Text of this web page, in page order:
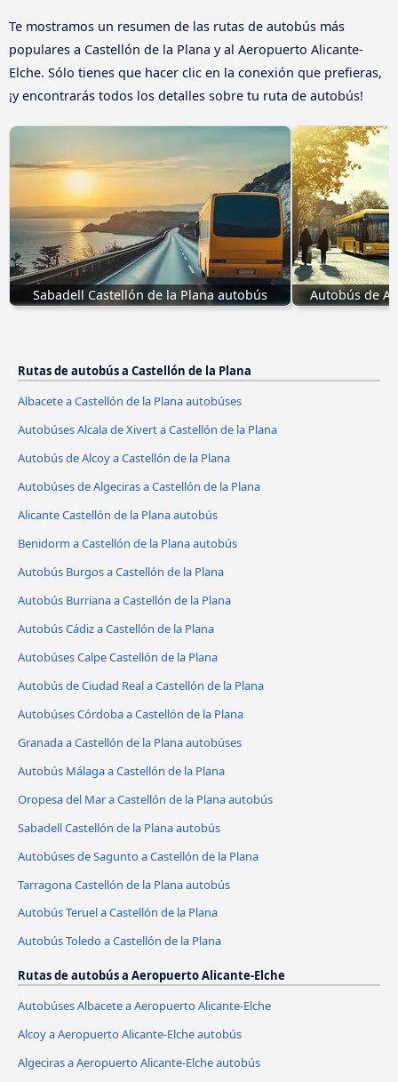
Te mostramos un resumen de las rutas de autobús más
populares a Castellón de la Plana y al Aeropuerto Alicante-
Elche. Sólo tienes que hacer clic en la conexión que prefieras,
¡y encontrarás todos los detalles sobre tu ruta de autobús!
Sabadell Castellón de la Plana autobús Autobús de
Rutas de autobús a Castellón de la Plana
Albacete a Castellón de la Plana autobúses
Autobúses Alcala de Xivert a Castellón de la Plana
Autobús de Alcoy a Castellón de la Plana
Autobúses de Algeciras a Castellón de la Plana
Alicante Castellón de la Plana autobús
Benidorm a Castellón de la Plana autobús
Autobús Burgos a Castellón de la Plana
Autobús Burriana a Castellón de la Plana
Autobús Cádiz a Castellón de la Plana
Autobúses Calpe Castellón de la Plana
Autobús de Ciudad Real a Castellón de la Plana
Autobúses Córdoba a Castellón de la Plana
Granada a Castellón de la Plana autobúses
Autobús Málaga a Castellón de la Plana
Oropesa del Mar a Castellón de la Plana autobús
Sabadell Castellón de la Plana autobús
Autobúses de Sagunto a Castellón de la Plana
Tarragona Castellón de la Plana autobús
Autobús Teruel a Castellón de la Plana
Autobús Toledo a Castellón de la Plana
Rutas de autobús a Aeropuerto Alicante-Elche
Autobúses Albacete a Aeropuerto Alicante-Elche
Alcoy a Aeropuerto Alicante-Elche autobús
Algeciras a Aeropuerto Alicante-Elche autobús